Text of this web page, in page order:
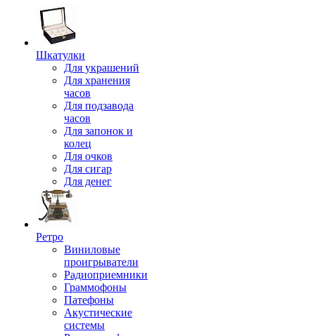
Шкатулки
Для украшений
Для хранения
часов
Для подзавода
часов
Для запонок и
колец
Для очков
Для сигар
Для денег
Ретро
Виниловые
проигрыватели
Радиоприемники
Граммофоны
Патефоны
Акустические
системы